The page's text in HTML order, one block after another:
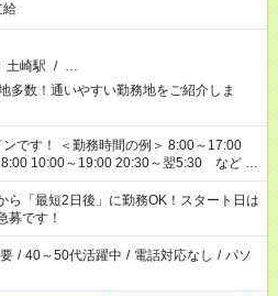
給
土崎駅 / …
多数！通いやすい勤務地をご紹介しま
＞ 8:00～17:00
10:00～19:00 20:30～翌5:30 など ★
数！ 日勤のみ、残業なし、交替制など
い！
「最短2日後」に勤務OK！スタート日は
募です！
/ 40～50代活躍中 / 電話対応なし / パソ